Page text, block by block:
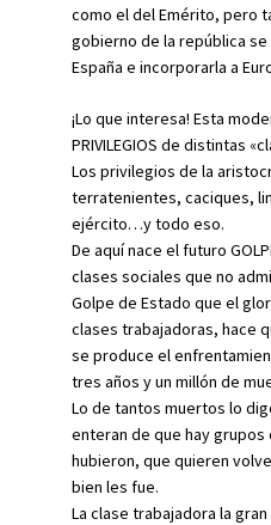
como el del Emérito, pero
gobierno de la república
España e incorporarla a
¡Lo que interesa! Esta
PRIVILEGIOS de distintas
Los privilegios de la
terratenientes, caciques,
ejército…y todo eso.
De aquí nace el futuro
clases sociales que no
Golpe de Estado que el
clases trabajadoras, hace
se produce el
tres años y un millón de
Lo de tantos muertos lo
enteran de que hay grupos
hubieron, que quieren
bien les fue.
La clase trabajadora la